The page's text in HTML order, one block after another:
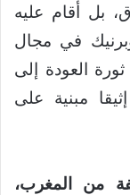
بل أقام عليه
في مجال
ثورة العودة إلى
مبنية على
من المغرب،